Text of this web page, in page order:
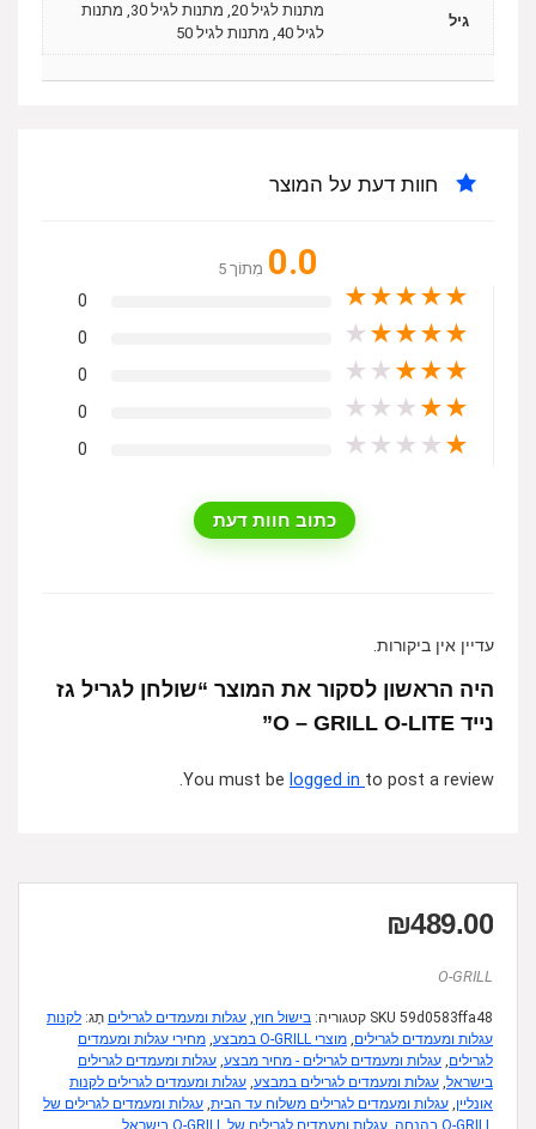
גיל
מתנות לגיל 20, מתנות לגיל 30, מתנות
לגיל 40, מתנות לגיל 50
חוות דעת על המוצר
0.0 מִתוֹך 5
★
★
★
★
★
0
★
★
★
★
★
0
★
★
★
★
★
0
★
★
★
★
★
0
★
★
★
★
★
0
כתוב חוות דעת
עדיין אין ביקורות.
היה הראשון לסקור את המוצר “שולחן לגריל גז
נייד O – GRILL O-LITE”
You must be logged in to post a review.
₪489.00
O-GRILL
SKU 59d0583ffa48 קטגוריה: בישול חוץ, עגלות ומעמדים לגרילים תָג: לקנות
עגלות ומעמדים לגרילים, מוצרי O-GRILL במבצע , מחירי עגלות ומעמדים
לגרילים, עגלות ומעמדים לגרילים - מחיר מבצע, עגלות ומעמדים לגרילים
בישראל, עגלות ומעמדים לגרילים במבצע, עגלות ומעמדים לגרילים לקנות
אונליין, עגלות ומעמדים לגרילים משלוח עד הבית, עגלות ומעמדים לגרילים של